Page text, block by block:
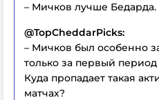
– Мичков лучше Бедарда.
@TopCheddarPicks:
– Мичков был особенно
только за первый период
Куда пропадает такая
матчах?